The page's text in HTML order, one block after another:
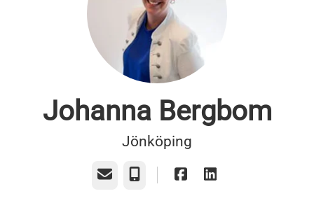
Johanna Bergbom
Jönköping
E-post Telefon